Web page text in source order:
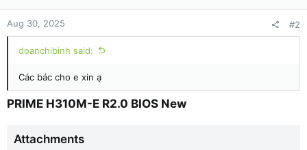
Aug 30, 2025 #2
doanchibinh said:
Các bác cho e xin ạ
PRIME H310M-E R2.0 BIOS New​
Attachments